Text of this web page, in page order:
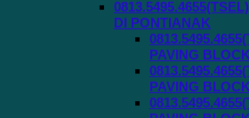
DI PONTIANAK
PAVING
PAVING